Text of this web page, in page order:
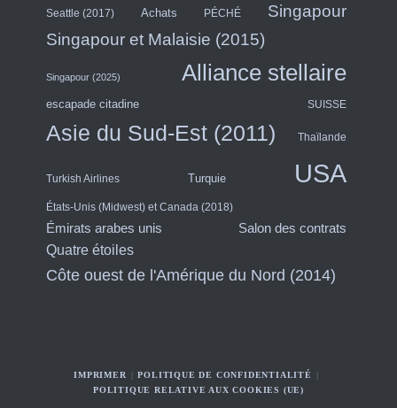
Seattle (2017) Achats PÉCHÉ
Singapour
Singapour et Malaisie (2015)
Singapour (2025) Alliance stellaire
escapade citadine SUISSE
Asie du Sud-Est (2011) Thaïlande
Turkish Airlines Turquie USA
États-Unis (Midwest) et Canada (2018)
Émirats arabes unis
Salon des contrats
Quatre étoiles
Côte ouest de l'Amérique du Nord (2014)
IMPRIMER
POLITIQUE DE CONFIDENTIALITÉ
POLITIQUE RELATIVE AUX COOKIES (UE)